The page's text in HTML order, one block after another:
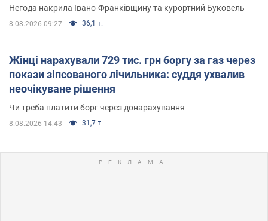
Негода накрила Івано-Франківщину та курортний Буковель
8.08.2026 09:27 36,1 т.
Жінці нарахували 729 тис. грн боргу за газ через
покази зіпсованого лічильника: суддя ухвалив
неочікуване рішення
Чи треба платити борг через донарахування
8.08.2026 14:43 31,7 т.